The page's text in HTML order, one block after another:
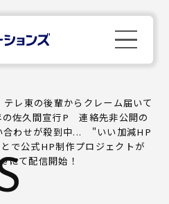
テレ東の後輩からクレーム届いて
の佐久間宣行P 連絡先非公開の
合わせが殺到中... "いい加減HP
で公式HP制作プロジェクトが
にて配信開始！